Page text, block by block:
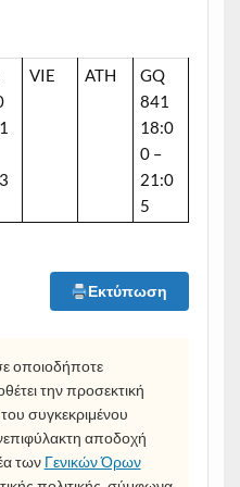
VIE ATH
GQ
841
18:0
0 –
21:0
5
Εκτύπωση
οποιοδήποτε
την προσεκτική
συγκεκριμένου
αποδοχή
των Γενικών Όρων